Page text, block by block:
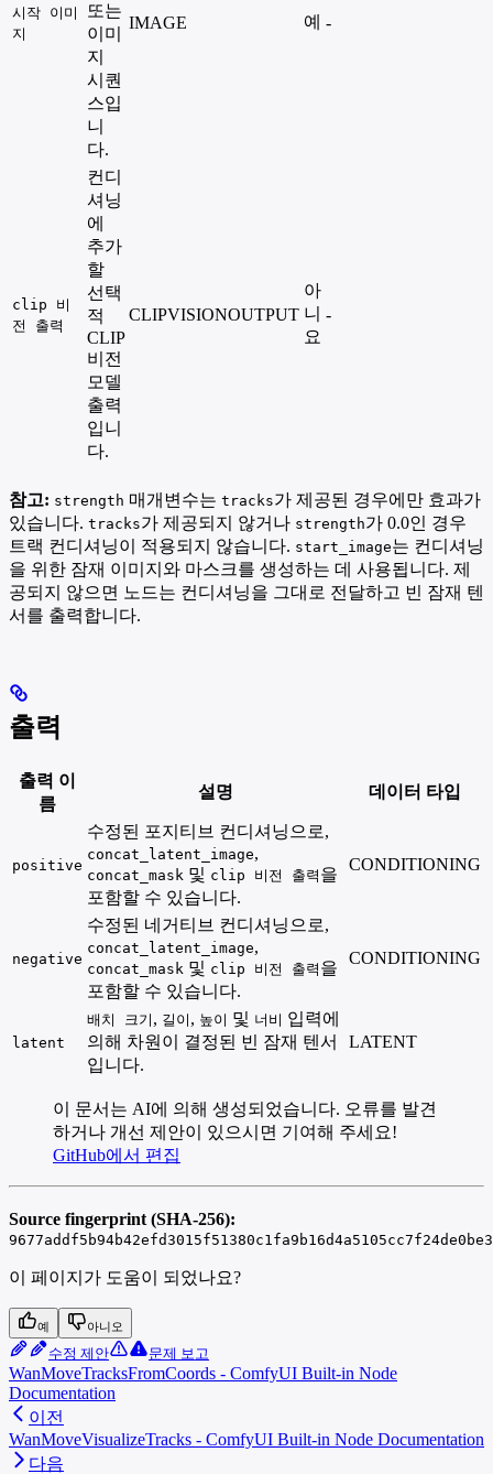
시작 이미
지
또는
이미
지
시퀀
스입
니
다.
IMAGE 예 -
clip 비
전 출력
컨디
셔닝
에
추가
할
선택
적
CLIP
비전
모델
출력
입니
다.
CLIPVISIONOUTPUT
아
니
요
-
참고: strength 매개변수는 tracks가 제공된 경우에만 효과가
있습니다. tracks가 제공되지 않거나 strength가 0.0인 경우
트랙 컨디셔닝이 적용되지 않습니다. start_image는 컨디셔닝
을 위한 잠재 이미지와 마스크를 생성하는 데 사용됩니다. 제
공되지 않으면 노드는 컨디셔닝을 그대로 전달하고 빈 잠재 텐
서를 출력합니다.
출력
출력 이
름
설명 데이터 타입
positive
수정된 포지티브 컨디셔닝으로,
concat_latent_image,
concat_mask 및 clip 비전 출력 을
포함할 수 있습니다.
CONDITIONING
negative
수정된 네거티브 컨디셔닝으로,
concat_latent_image,
concat_mask 및 clip 비전 출력 을
포함할 수 있습니다.
CONDITIONING
latent
배치 크기 , 길이 , 높이 및 너비 입력에
의해 차원이 결정된 빈 잠재 텐서
입니다.
LATENT
이 문서는 AI에 의해 생성되었습니다. 오류를 발견
하거나 개선 제안이 있으시면 기여해 주세요!
GitHub에서 편집
Source fingerprint (SHA-256):
이 페이지가 도움이 되었나요?
예 아니오
수정 제안 문제 보고
WanMoveTracksFromCoords - ComfyUI Built-in Node
Documentation
이전
WanMoveVisualizeTracks - ComfyUI Built-in Node Documentation
다음